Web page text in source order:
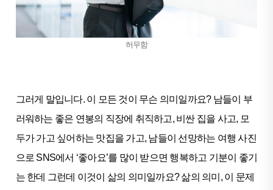
허무함
그러게 말입니다. 이 모든 것이 무슨 의미일까요? 남들이 부
러워하는 좋은 연봉의 직장에 취직하고, 비싼 집을 사고, 모
두가 가고 싶어하는 맛집을 가고, 남들이 선망하는 여행 사진
으로 SNS에서 ‘좋아요’를 많이 받으면 행복하고 기분이 좋기
는 한데 그런데 이것이 삶의 의미일까요? 삶의 의미, 이 문제